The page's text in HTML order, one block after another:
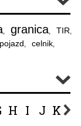
, granica, TIR,
pojazd, celnik,
H I J K L